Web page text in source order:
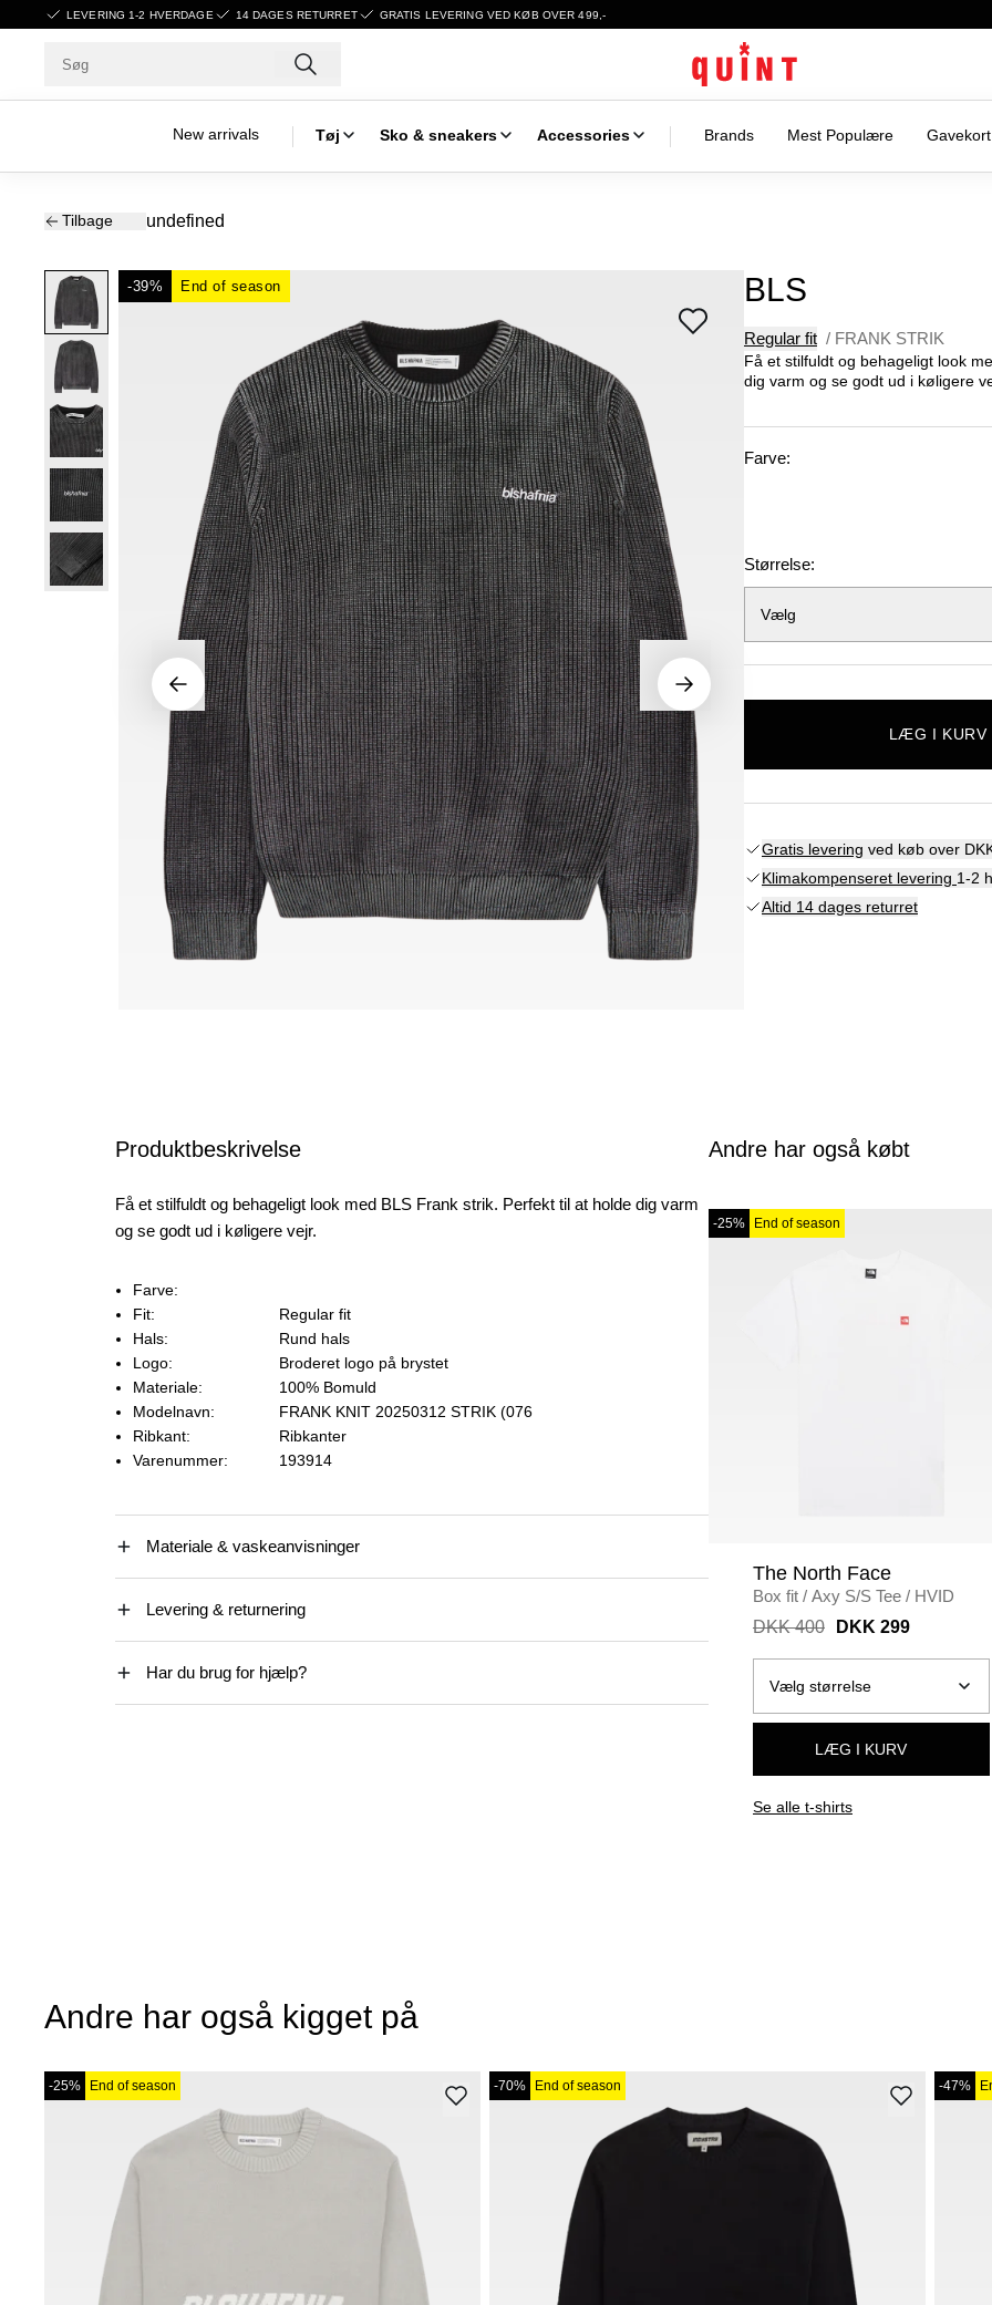
LEVERING 1-2 HVERDAGE 14 DAGES RETURRET GRATIS LEVERING VED KØB OVER 499,-
New arrivals Tøj Sko & sneakers Accessories Brands Mest Populære Gavekort
Tilbage undefined
-39% End of season BLS
Regular fit / FRANK STRIK
Få et stilfuldt og behageligt look
dig varm og se godt ud i køligere
Farve:
Størrelse:
Vælg
LÆG I KURV
Gratis levering ved køb over
Klimakompenseret levering 1-2
Altid 14 dages returret
Produktbeskrivelse
Få et stilfuldt og behageligt look med BLS Frank strik. Perfekt til at holde dig varm
og se godt ud i køligere vejr.
Farve:
Fit:
Regular fit
Hals:
Rund hals
Logo:
Broderet logo på brystet
Materiale:
100% Bomuld
Modelnavn:
FRANK KNIT 20250312 STRIK (076
Ribkant:
Ribkanter
Varenummer:
193914
Materiale & vaskeanvisninger
Levering & returnering
Har du brug for hjælp?
Andre har også købt
-25% End of season
The North Face
Box fit / Axy S/S Tee / HVID
DKK 400
DKK 299
LÆG I KURV
Se alle t-shirts
Andre har også kigget på
-25% End of season -70% End of season -47%